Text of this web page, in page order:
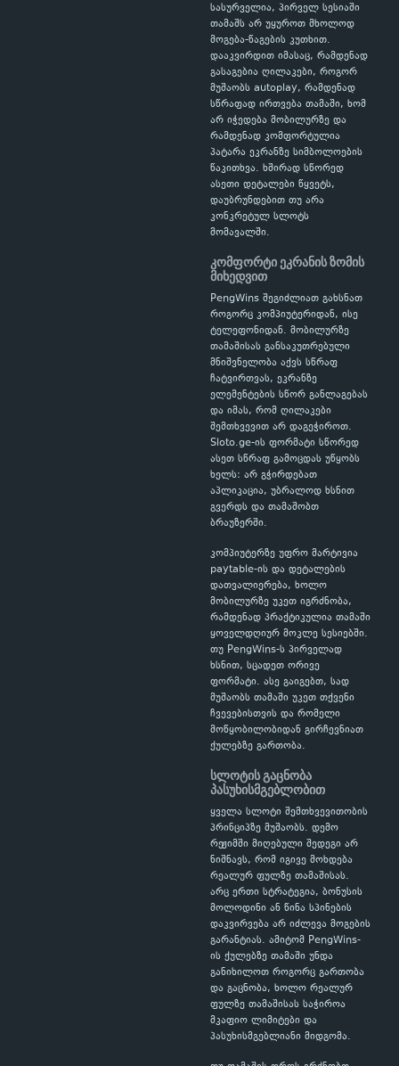
სასურველია, პირველ სესიაში
თამაშს არ უყუროთ მხოლოდ
მოგება-წაგების კუთხით.
დააკვირდით იმასაც, რამდენად
გასაგებია ღილაკები, როგორ
მუშაობს autoplay, რამდენად
სწრაფად ირთვება თამაში, ხომ
არ იჭედება მობილურზე და
რამდენად კომფორტულია
პატარა ეკრანზე სიმბოლოების
წაკითხვა. ხშირად სწორედ
ასეთი დეტალები წყვეტს,
დაუბრუნდებით თუ არა
კონკრეტულ სლოტს
მომავალში.
კომფორტი ეკრანის ზომის
მიხედვით
PengWins შეგიძლიათ გახსნათ
როგორც კომპიუტერიდან, ისე
ტელეფონიდან. მობილურზე
თამაშისას განსაკუთრებული
მნიშვნელობა აქვს სწრაფ
ჩატვირთვას, ეკრანზე
ელემენტების სწორ განლაგებას
და იმას, რომ ღილაკები
შემთხვევით არ დაგეჭიროთ.
Sloto.ge-ის ფორმატი სწორედ
ასეთ სწრაფ გამოცდას უწყობს
ხელს: არ გჭირდებათ
აპლიკაცია, უბრალოდ ხსნით
გვერდს და თამაშობთ
ბრაუზერში.
კომპიუტერზე უფრო მარტივია
paytable-ის და დეტალების
დათვალიერება, ხოლო
მობილურზე უკეთ იგრძნობა,
რამდენად პრაქტიკულია თამაში
ყოველდღიურ მოკლე სესიებში.
თუ PengWins-ს პირველად
ხსნით, სცადეთ ორივე
ფორმატი. ასე გაიგებთ, სად
მუშაობს თამაში უკეთ თქვენი
ჩვევებისთვის და რომელი
მოწყობილობიდან გირჩევნიათ
ქულებზე გართობა.
სლოტის გაცნობა
პასუხისმგებლობით
ყველა სლოტი შემთხვევითობის
პრინციპზე მუშაობს. დემო
რეჟიმში მიღებული შედეგი არ
ნიშნავს, რომ იგივე მოხდება
რეალურ ფულზე თამაშისას.
არც ერთი სტრატეგია, ბონუსის
მოლოდინი ან წინა სპინების
დაკვირვება არ იძლევა მოგების
გარანტიას. ამიტომ PengWins-
ის ქულებზე თამაში უნდა
განიხილოთ როგორც გართობა
და გაცნობა, ხოლო რეალურ
ფულზე თამაშისას საჭიროა
მკაფიო ლიმიტები და
პასუხისმგებლიანი მიდგომა.